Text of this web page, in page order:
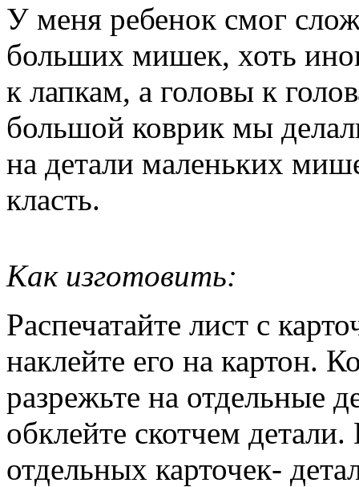
У меня ребенок смог
больших мишек, хоть
к лапкам, а головы к
большой коврик мы
на детали маленьких
класть.
Как изготовить:
Распечатайте лист с
наклейте его на картон.
разрежьте на отдельные
обклейте скотчем
отдельных карточек-